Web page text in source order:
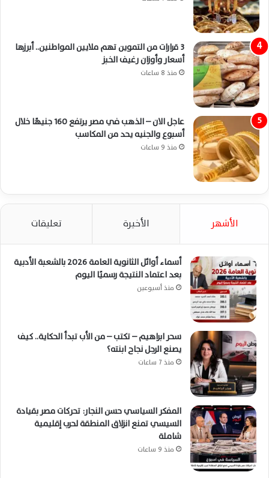
3 قرارات من التموين تهم ملايين المواطنين.. أبرزها
أسعار وأوزان رغيف الخبز
منذ 8 ساعات
عاجل الان – الذهب في مصر يرتفع 160 جنيهًا خلال
أسبوع والجنيه يحد من المكاسب
منذ 9 ساعات
الأشهر الأخيرة تعليقات
أسماء أوائل الثانوية العامة 2026 بالشعبة الأدبية
بعد اعتماد النتيجة رسميًا اليوم
منذ أسبوعين
سحر ابراهيم – تكتب – من الأب تبدأ الحكاية.. كيف
يصنع الرجل نجاح ابنته؟
منذ 7 ساعات
المفكر السياسي حسن النجار: تحركات مصر بقيادة
السيسي تمنع انزلاق المنطقة لحرب إقليمية
شاملة
منذ 9 ساعات